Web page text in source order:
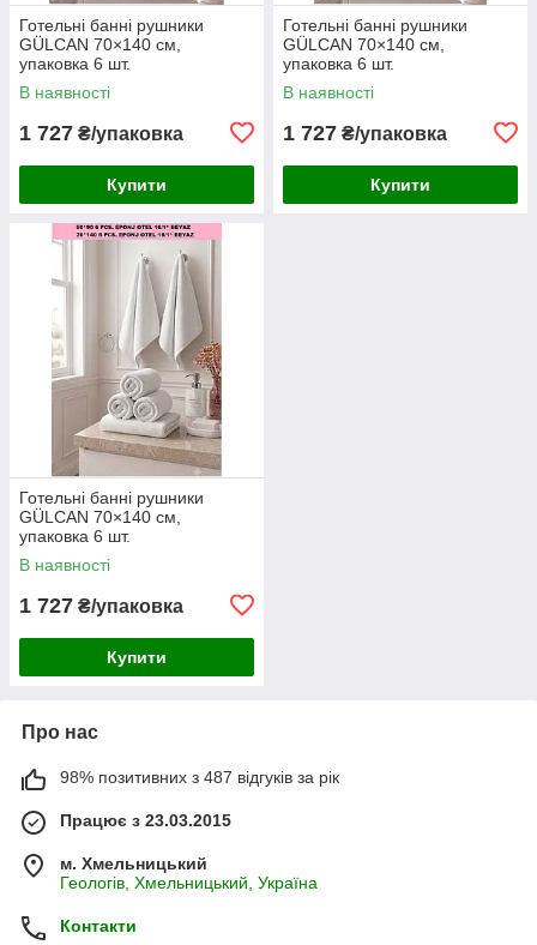
Готельні банні рушники
GÜLCAN 70×140 см,
упаковка 6 шт.
В наявності
1 727 ₴/упаковка
Купити
Готельні банні рушники
GÜLCAN 70×140 см,
упаковка 6 шт.
В наявності
1 727 ₴/упаковка
Купити
Готельні банні рушники
GÜLCAN 70×140 см,
упаковка 6 шт.
В наявності
1 727 ₴/упаковка
Купити
Про нас
98% позитивних з 487 відгуків за рік
Працює з 23.03.2015
м. Хмельницький
Геологів, Хмельницький, Україна
Контакти